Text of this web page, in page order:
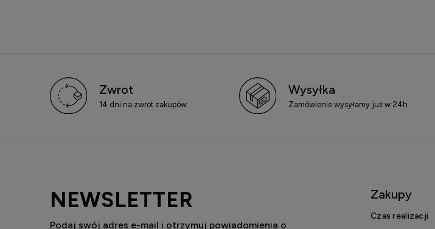
Zwrot
14 dni na zwrot zakupów
Wysyłka
Zamówienie wysyłamy już w 24h
NEWSLETTER
Podaj swój adres e-mail i otrzymuj powiadomienia o
Zakupy
Czas realizacji